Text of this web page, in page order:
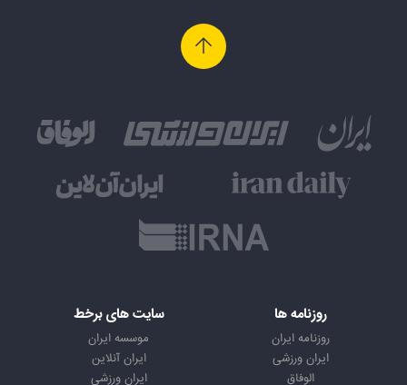
روزنامه ها
روزنامه ایران
ایران ورزشی
الوفاق
سایت های برخط
موسسه ایران
ایران آنلاین
ایران ورزشی